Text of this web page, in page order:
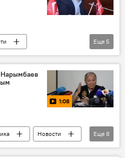
Коркмазова
Еще 5
Нарымбаев
1:08
Новости
Еще 8